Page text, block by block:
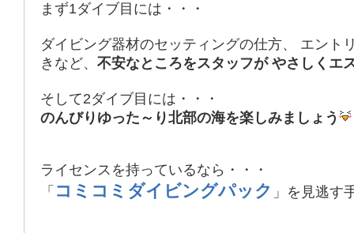
まず1ダイブ目には・・・
ダイビング器材のセッティングの仕方、 エント
きなど、 不安なところをスタッフが やさしくエ
そして2ダイブ目には・・・
のんびりゆった～り北部の海を楽しみましょう
ライセンスを持っているなら・・・
「 コミコミダイビングパック 」を見逃す